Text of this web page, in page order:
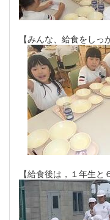
【みんな、給食をしっ
【給食後は，１年生と